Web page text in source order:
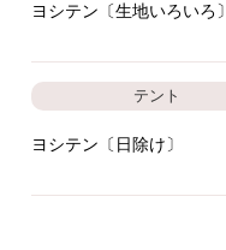
ヨシテン〔生地いろいろ〕
テント
ヨシテン〔日除け〕